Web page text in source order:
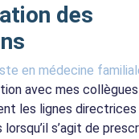
des
en médecine
avec mes
les lignes
s’agit de